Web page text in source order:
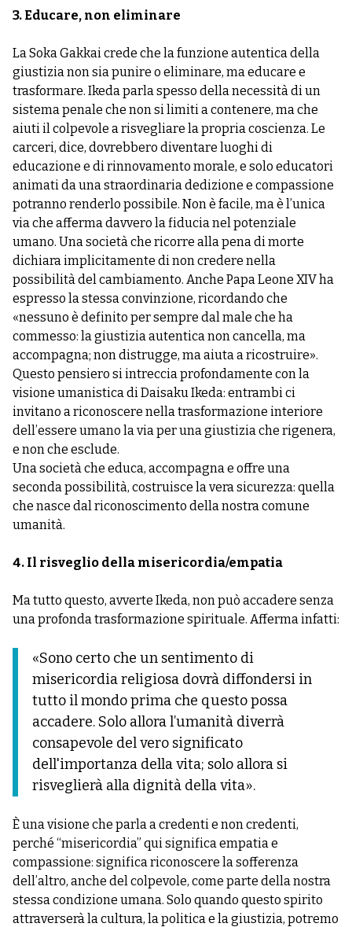
3. Educare, non eliminare
La Soka Gakkai crede che la funzione autentica della
giustizia non sia punire o eliminare, ma educare e
trasformare. Ikeda parla spesso della necessità di un
sistema penale che non si limiti a contenere, ma che
aiuti il colpevole a risvegliare la propria coscienza. Le
carceri, dice, dovrebbero diventare luoghi di
educazione e di rinnovamento morale, e solo educatori
animati da una straordinaria dedizione e compassione
potranno renderlo possibile. Non è facile, ma è l’unica
via che afferma davvero la fiducia nel potenziale
umano. Una società che ricorre alla pena di morte
dichiara implicitamente di non credere nella
possibilità del cambiamento. Anche Papa Leone XIV ha
espresso la stessa convinzione, ricordando che
«nessuno è definito per sempre dal male che ha
commesso: la giustizia autentica non cancella, ma
accompagna; non distrugge, ma aiuta a ricostruire».
Questo pensiero si intreccia profondamente con la
visione umanistica di Daisaku Ikeda: entrambi ci
invitano a riconoscere nella trasformazione interiore
dell’essere umano la via per una giustizia che rigenera,
e non che esclude.
Una società che educa, accompagna e offre una
seconda possibilità, costruisce la vera sicurezza: quella
che nasce dal riconoscimento della nostra comune
umanità.
4. Il risveglio della misericordia/empatia
Ma tutto questo, avverte Ikeda, non può accadere senza
una profonda trasformazione spirituale. Afferma infatti:
«Sono certo che un sentimento di
misericordia religiosa dovrà diffondersi in
tutto il mondo prima che questo possa
accadere. Solo allora l’umanità diverrà
consapevole del vero significato
dell'importanza della vita; solo allora si
risveglierà alla dignità della vita».
È una visione che parla a credenti e non credenti,
perché “misericordia” qui significa empatia e
compassione: significa riconoscere la sofferenza
dell’altro, anche del colpevole, come parte della nostra
stessa condizione umana. Solo quando questo spirito
attraverserà la cultura, la politica e la giustizia, potremo